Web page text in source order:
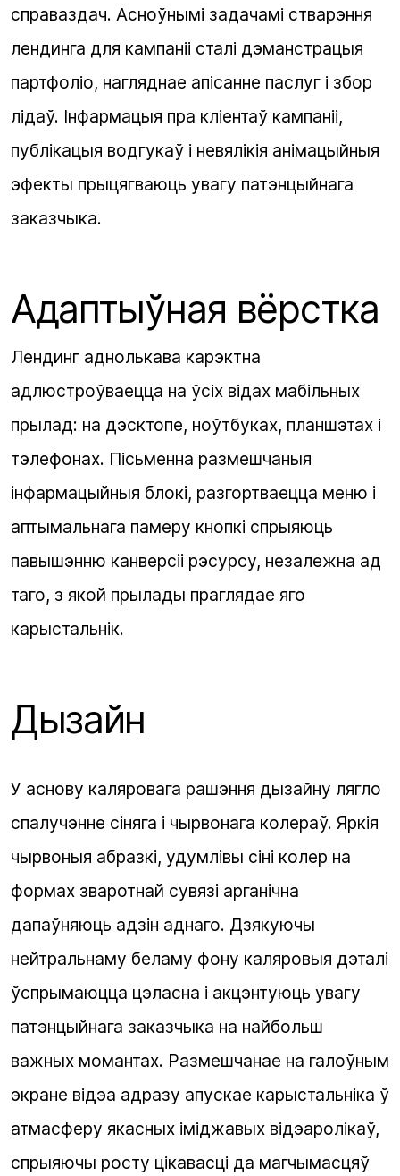
справаздач. Асноўнымі задачамі стварэння
лендинга для кампаніі сталі дэманстрацыя
партфоліо, нагляднае апісанне паслуг і збор
лідаў. Інфармацыя пра кліентаў кампаніі,
публікацыя водгукаў і невялікія анімацыйныя
эфекты прыцягваюць увагу патэнцыйнага
заказчыка.
Адаптыўная вёрстка
Лендинг аднолькава карэктна
адлюстроўваецца на ўсіх відах мабільных
прылад: на дэсктопе, ноўтбуках, планшэтах і
тэлефонах. Пісьменна размешчаныя
інфармацыйныя блокі, разгортваецца меню і
аптымальнага памеру кнопкі спрыяюць
павышэнню канверсіі рэсурсу, незалежна ад
таго, з якой прылады праглядае яго
карыстальнік.
Дызайн
У аснову каляровага рашэння дызайну лягло
спалучэнне сіняга і чырвонага колераў. Яркія
чырвоныя абразкі, удумлівы сіні колер на
формах зваротнай сувязі арганічна
дапаўняюць адзін аднаго. Дзякуючы
нейтральнаму беламу фону каляровыя дэталі
ўспрымаюцца цэласна і акцэнтуюць увагу
патэнцыйнага заказчыка на найбольш
важных момантах. Размешчанае на галоўным
экране відэа адразу апускае карыстальніка ў
атмасферу якасных іміджавых відэаролікаў,
спрыяючы росту цікавасці да магчымасцяў